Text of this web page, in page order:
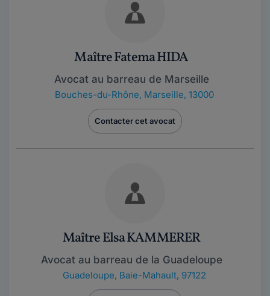
Maître Fatema HIDA
Avocat au barreau de Marseille
Bouches-du-Rhône, Marseille, 13000
Contacter cet avocat
Maître Elsa KAMMERER
Avocat au barreau de la Guadeloupe
Guadeloupe, Baie-Mahault, 97122